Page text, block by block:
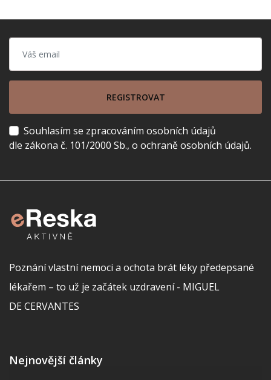
REGISTROVAT
Souhlasím se zpracováním osobních údajů
dle zákona č. 101/2000 Sb., o ochraně osobních údajů.
Poznání vlastní nemoci a ochota brát léky předepsané
lékařem – to už je začátek uzdravení - MIGUEL
DE CERVANTES
Nejnovější články